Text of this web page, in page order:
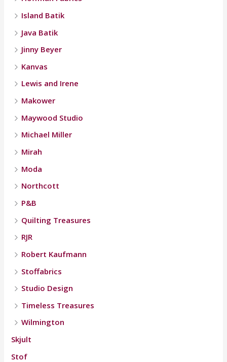
Island Batik
Java Batik
Jinny Beyer
Kanvas
Lewis and Irene
Makower
Maywood Studio
Michael Miller
Mirah
Moda
Northcott
P&B
Quilting Treasures
RJR
Robert Kaufmann
Stoffabrics
Studio Design
Timeless Treasures
Wilmington
Skjult
Stof